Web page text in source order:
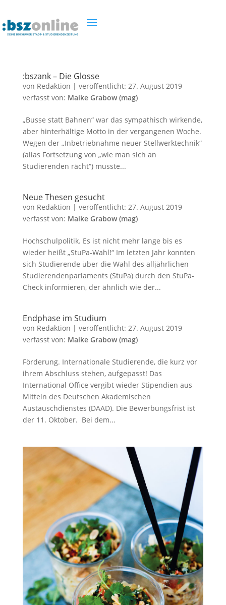
:bszank – Die Glosse
von Redaktion | veröffentlicht: 27. August 2019
verfasst von: Maike Grabow (mag)
„Busse statt Bahnen“ war das sympathisch wirkende,
aber hinterhältige Motto in der vergangenen Woche.
Wegen der „Inbetriebnahme neuer Stellwerktechnik“
(alias Fortsetzung von „wie man sich an
Studierenden rächt“) musste...
Neue Thesen gesucht
von Redaktion | veröffentlicht: 27. August 2019
verfasst von: Maike Grabow (mag)
Hochschulpolitik. Es ist nicht mehr lange bis es
wieder heißt „StuPa-Wahl!“ Im letzten Jahr konnten
sich Studierende über die Wahl des alljährlichen
Studierendenparlaments (StuPa) durch den StuPa-
Check informieren, der ähnlich wie der...
Endphase im Studium
von Redaktion | veröffentlicht: 27. August 2019
verfasst von: Maike Grabow (mag)
Förderung. Internationale Studierende, die kurz vor
ihrem Abschluss stehen, aufgepasst! Das
International Office vergibt wieder Stipendien aus
Mitteln des Deutschen Akademischen
Austauschdienstes (DAAD). Die Bewerbungsfrist ist
der 11. Oktober. Bei dem...